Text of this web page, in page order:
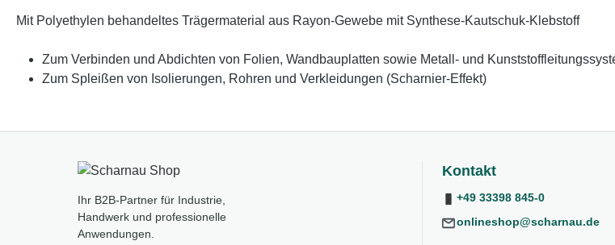
Mit Polyethylen behandeltes Trägermaterial aus Rayon-Gewebe mit Synthese-Kautschuk-Klebstoff
Zum Verbinden und Abdichten von Folien, Wandbauplatten sowie Metall- und
Zum Spleißen von Isolierungen, Rohren und Verkleidungen (Scharnier-Effekt)
Ihr B2B-Partner für Industrie,
Handwerk und professionelle
Anwendungen.
Kontakt
+49 33398 845-0
onlineshop@scharnau.de